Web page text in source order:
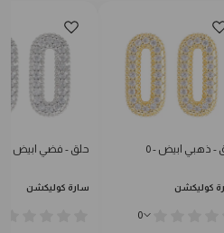
- ذهبي ابيض - 0
كوليكشن
0
حلق - فضي ابيض - 0
سارة كوليكشن